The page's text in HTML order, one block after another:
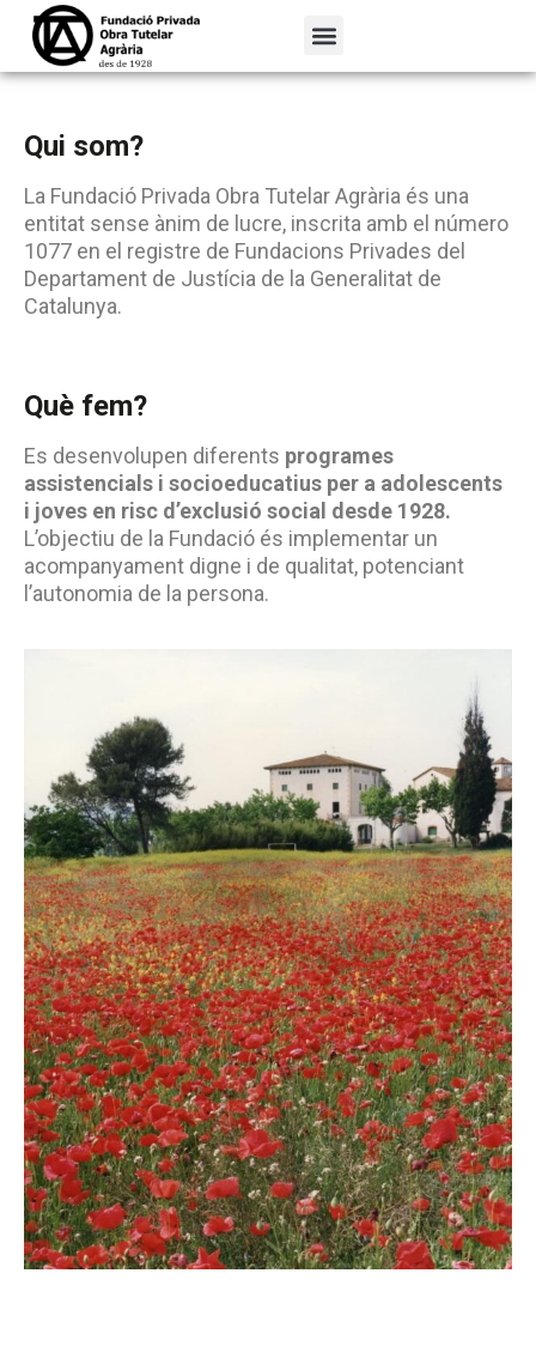
Qui som?
La Fundació Privada Obra Tutelar Agrària és una
entitat sense ànim de lucre, inscrita amb el número
1077 en el registre de Fundacions Privades del
Departament de Justícia de la Generalitat de
Catalunya.
Què fem?
Es desenvolupen diferents programes
assistencials i socioeducatius per a adolescents
i joves en risc d’exclusió social desde 1928.
L’objectiu de la Fundació és implementar un
acompanyament digne i de qualitat, potenciant
l’autonomia de la persona.